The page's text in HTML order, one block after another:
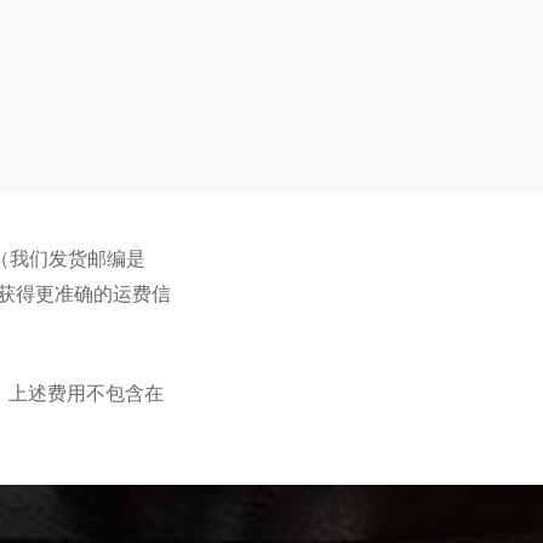
我们发货邮编是
得更准确的运费信
述费用不包含在